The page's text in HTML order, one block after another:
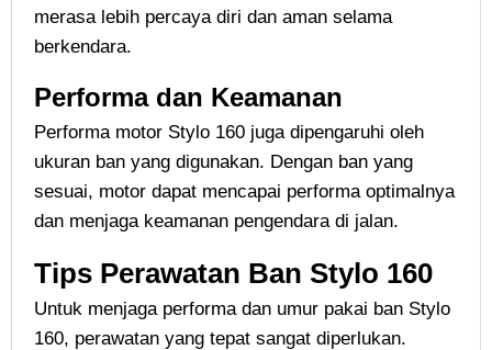
merasa lebih percaya diri dan aman selama
berkendara.
Performa dan Keamanan
Performa motor Stylo 160 juga dipengaruhi oleh
ukuran ban yang digunakan. Dengan ban yang
sesuai, motor dapat mencapai performa optimalnya
dan menjaga keamanan pengendara di jalan.
Tips Perawatan Ban Stylo 160
Untuk menjaga performa dan umur pakai ban Stylo
160, perawatan yang tepat sangat diperlukan.